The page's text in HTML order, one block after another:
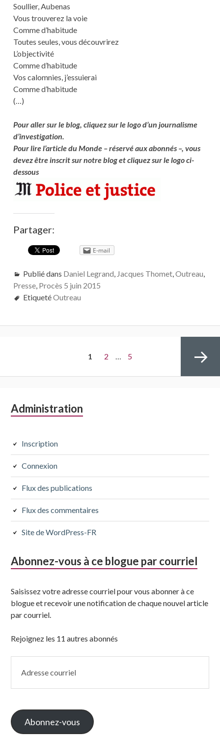
Soullier, Aubenas
Vous trouverez la voie
Comme d’habitude
Toutes seules, vous découvrirez
L’objectivité
Comme d’habitude
Vos calomnies, j’essuierai
Comme d’habitude
(…)
Pour aller sur le blog, cliquez sur le logo d’un journalisme
d’investigation.
Pour lire l’article du Monde – réservé aux abonnés –, vous
devez être inscrit sur notre blog et cliquez sur le logo ci-
dessous
Partager:
E-mail
Publié dans Daniel Legrand, Jacques Thomet,Outreau,
Presse, Procès 5 juin 2015
EtiquetéOutreau
articles
PAGE
1 Page
2 … Page
5
Colonne
subsidiaire
Administration
Inscription
Connexion
Flux des publications
Flux des commentaires
Site de WordPress-FR
Abonnez-vous à ce blogue par courriel
Saisissez votre adresse courriel pour vous abonner à ce
blogue et recevoir une notification de chaque nouvel article
par courriel.
Rejoignez les 11 autres abonnés
courriel
Abonnez-vous